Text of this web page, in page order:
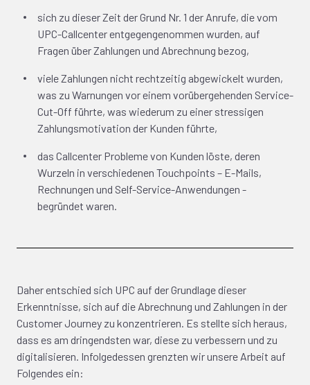
sich zu dieser Zeit der Grund Nr. 1 der Anrufe, die vom
UPC-Callcenter entgegengenommen wurden, auf
Fragen über Zahlungen und Abrechnung bezog,
viele Zahlungen nicht rechtzeitig abgewickelt wurden,
was zu Warnungen vor einem vorübergehenden Service-
Cut-Off führte, was wiederum zu einer stressigen
Zahlungsmotivation der Kunden führte,
das Callcenter Probleme von Kunden löste, deren
Wurzeln in verschiedenen Touchpoints – E-Mails,
Rechnungen und Self-Service-Anwendungen -
begründet waren.
Daher entschied sich UPC auf der Grundlage dieser
Erkenntnisse, sich auf die Abrechnung und Zahlungen in der
Customer Journey zu konzentrieren. Es stellte sich heraus,
dass es am dringendsten war, diese zu verbessern und zu
digitalisieren. Infolgedessen grenzten wir unsere Arbeit auf
Folgendes ein: